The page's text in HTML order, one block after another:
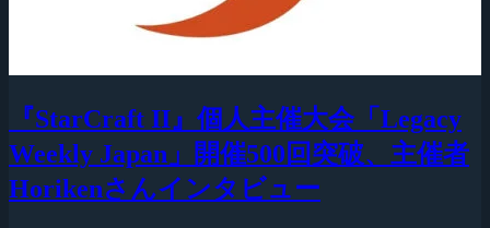
『StarCraft II』個人主催大会「Legacy
Weekly Japan」開催500回突破、主催者
Horikenさんインタビュー